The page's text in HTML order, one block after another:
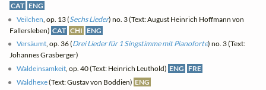
CAT ENG
Veilchen , op. 13 (Sechs Lieder) no. 3 (Text: August Heinrich Hoffmann von
Fallersleben) CAT CHI ENG
Versäumt, op. 36 (Drei Lieder für 1 Singstimme mit Pianoforte) no. 3 (Text:
Johannes Grasberger)
Waldeinsamkeit, op. 40 (Text: Heinrich Leuthold) ENG FRE
Waldhexe(Text: Gustav von Boddien) ENG